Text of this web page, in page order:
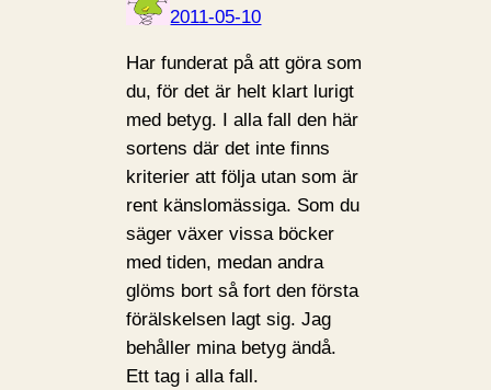
2011-05-10
Har funderat på att göra som
du, för det är helt klart lurigt
med betyg. I alla fall den här
sortens där det inte finns
kriterier att följa utan som är
rent känslomässiga. Som du
säger växer vissa böcker
med tiden, medan andra
glöms bort så fort den första
förälskelsen lagt sig. Jag
behåller mina betyg ändå.
Ett tag i alla fall.